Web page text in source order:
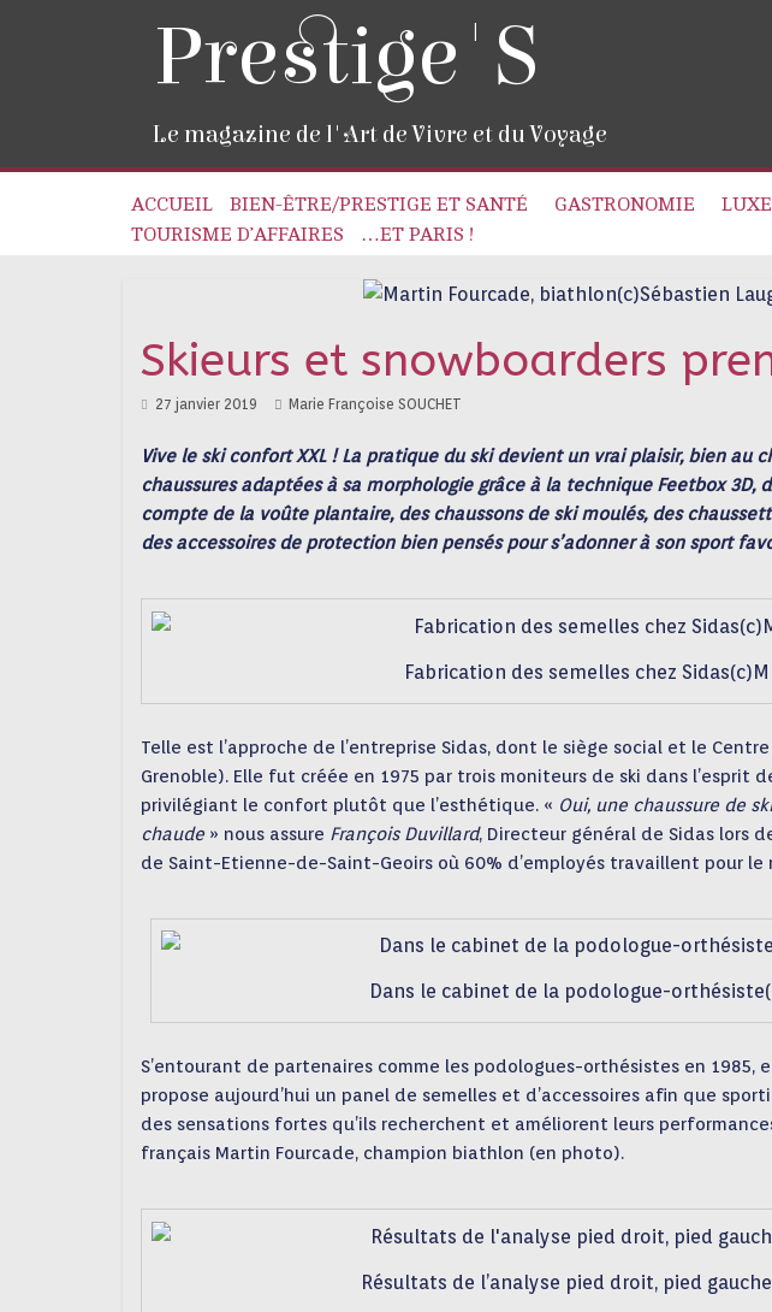
Prestige'S
Le magazine de l'Art de Vivre et du Voyage
ACCUEIL BIEN-ÊTRE/PRESTIGE ET SANTÉ GASTRONOMIE LUXE
TOURISME D’AFFAIRES
…ET PARIS !
Skieurs et snowboarders
27 janvier 2019 Marie Françoise SOUCHET
Vive le ski confort XXL ! La pratique du ski devient un vrai plaisir, bien au
chaussures adaptées à sa morphologie grâce à la technique Feetbox 3D,
compte de la voûte plantaire, des chaussons de ski moulés, des
des accessoires de protection bien pensés pour s’adonner à son sport
Fabrication des semelles chez
Telle est l’approche de l’entreprise Sidas, dont le siège social et le
Grenoble). Elle fut créée en 1975 par trois moniteurs de ski dans l’esprit
privilégiant le confort plutôt que l’esthétique. « Oui, une chaussure de
chaude » nous assure François Duvillard, Directeur général de Sidas lors
de Saint-Etienne-de-Saint-Geoirs où 60% d’employés travaillent pour
Dans le cabinet de la podologue-
S’entourant de partenaires comme les podologues-orthésistes en 1985,
propose aujourd’hui un panel de semelles et d’accessoires afin que
des sensations fortes qu’ils recherchent et améliorent leurs
français Martin Fourcade, champion biathlon (en photo).
Résultats de l’analyse pied droit, pied